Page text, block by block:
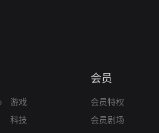
游戏
科技
会员
会员特权
会员剧场